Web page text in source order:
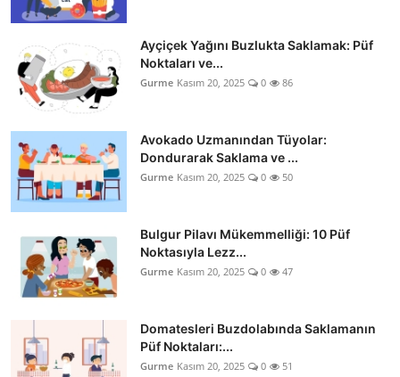
Ayçiçek Yağını Buzlukta Saklamak: Püf
Noktaları ve...
Gurme Kasım 20, 2025 0 86
Avokado Uzmanından Tüyolar:
Dondurarak Saklama ve ...
Gurme Kasım 20, 2025 0 50
Bulgur Pilavı Mükemmelliği: 10 Püf
Noktasıyla Lezz...
Gurme Kasım 20, 2025 0 47
Domatesleri Buzdolabında Saklamanın
Püf Noktaları:...
Gurme Kasım 20, 2025 0 51